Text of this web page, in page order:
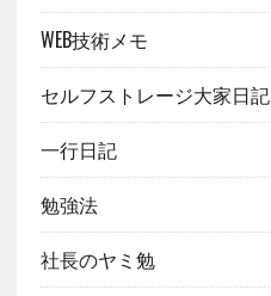
WEB技術メモ
セルフストレージ大家日記
一行日記
勉強法
社長のヤミ勉